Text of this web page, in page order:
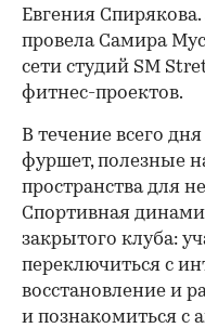
Евгения
провела Самира
сети студий SM
фитнес-проектов.
В течение всего
фуршет, полезные
пространства для
Спортивная
закрытого клуба:
переключиться с
восстановление и
и познакомиться с